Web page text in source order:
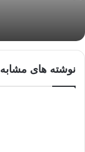
نوشته های مشابه